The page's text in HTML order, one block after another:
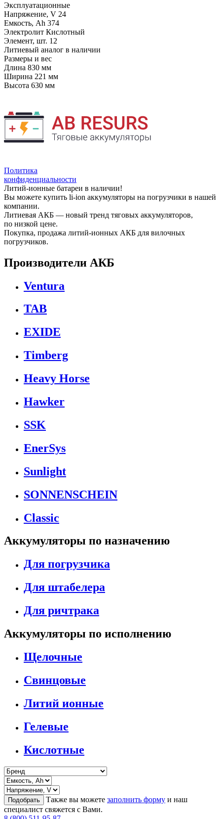
Эксплуатационные
Напряжение, V 24
Емкость, Ah 374
Электролит Кислотный
Элемент, шт. 12
Литиевый аналог в наличии
Размеры и вес
Длина 830 мм
Ширина 221 мм
Высота 630 мм
Политика
конфиденциальности
Литий-ионные батареи в наличии!
Вы можете купить li-ion аккумуляторы на погрузчики в нашей
компании.
Литиевая АКБ — новый тренд тяговых аккумуляторов,
по низкой цене.
Покупка, продажа литий-ионных АКБ для вилочных
погрузчиков.
Производители АКБ
Ventura
TAB
EXIDE
Timberg
Heavy Horse
Hawker
SSK
EnerSys
Sunlight
SONNENSCHEIN
Classic
Аккумуляторы по назначению
Для погрузчика
Для штабелера
Для ричтрака
Аккумуляторы по исполнению
Щелочные
Свинцовые
Литий ионные
Гелевые
Кислотные
Подобрать Также вы можете заполнить форму и наш
специалист свяжется с Вами.